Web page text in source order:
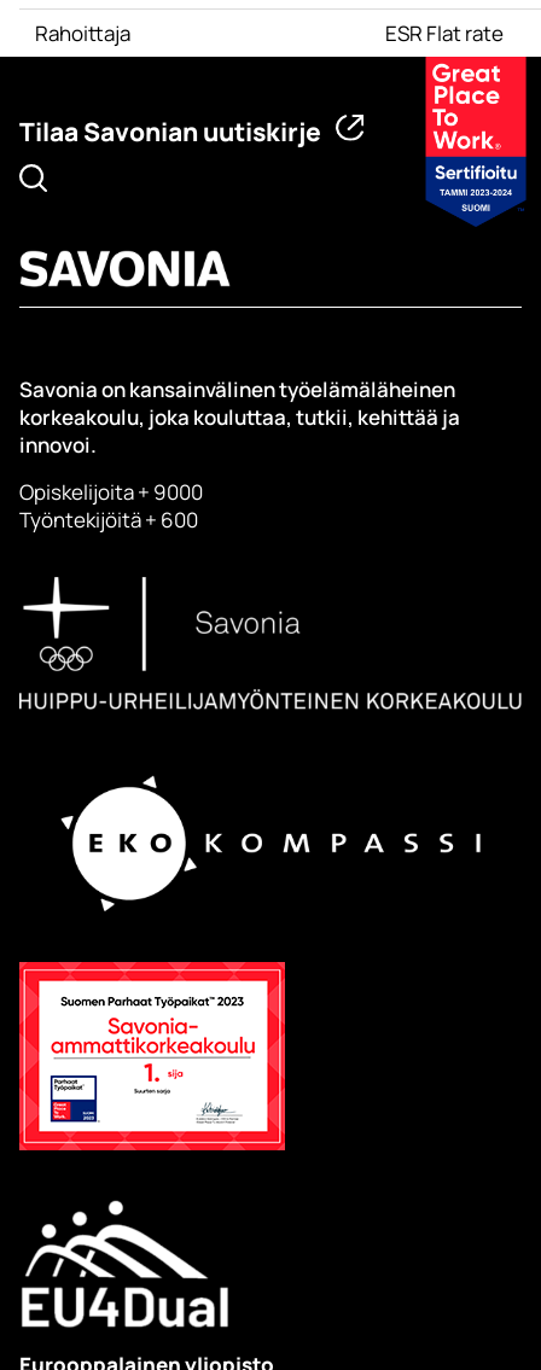
Rahoittaja
ESR Flat rate
Tilaa Savonian uutiskirje
Savonia on kansainvälinen työelämäläheinen
korkeakoulu, joka kouluttaa, tutkii, kehittää ja
innovoi.
Opiskelijoita + 9000
Työntekijöitä + 600